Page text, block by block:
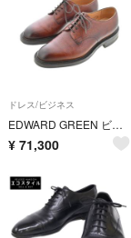
ドレス/ビジネス
EDWARD GREEN ビジネス・ドレスシューズ 23.5cm 茶 【古着】【中古】【送料無料】
¥ 71,300